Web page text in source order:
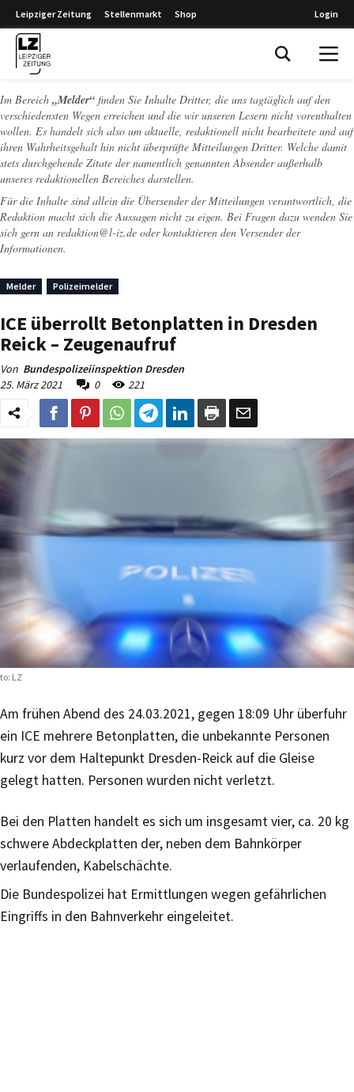
Leipziger Zeitung Stellenmarkt Shop Login
Im Bereich „Melder“ finden Sie Inhalte Dritter, die uns tagtäglich auf den
verschiedensten Wegen erreichen und die wir unseren Lesern nicht vorenthalten
wollen. Es handelt sich also um aktuelle, redaktionell nicht bearbeitete und auf
ihren Wahrheitsgehalt hin nicht überprüfte Mitteilungen Dritter. Welche damit
stets durchgehende Zitate der namentlich genannten Absender außerhalb
unseres redaktionellen Bereiches darstellen.
Für die Inhalte sind allein die Übersender der Mitteilungen verantwortlich, die
Redaktion macht sich die Aussagen nicht zu eigen. Bei Fragen dazu wenden Sie
sich gern an redaktion@l-iz.de oder kontaktieren den Versender der
Informationen.
Melder Polizeimelder
ICE überrollt Betonplatten in Dresden
Reick – Zeugenaufruf
Von Bundespolizeiinspektion Dresden
25. März 2021
0 221
LZ
Am frühen Abend des 24.03.2021, gegen 18:09 Uhr überfuhr
ein ICE mehrere Betonplatten, die unbekannte Personen
kurz vor dem Haltepunkt Dresden-Reick auf die Gleise
gelegt hatten. Personen wurden nicht verletzt.
Bei den Platten handelt es sich um insgesamt vier, ca. 20 kg
schwere Abdeckplatten der, neben dem Bahnkörper
verlaufenden, Kabelschächte.
Die Bundespolizei hat Ermittlungen wegen gefährlichen
Eingriffs in den Bahnverkehr eingeleitet.